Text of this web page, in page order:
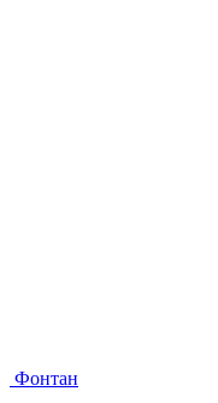
Фонтан